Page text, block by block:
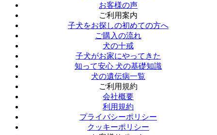
お客様の声
ご利用案内
子犬をお探しの初めての方へ
ご購入の流れ
犬の十戒
子犬がお家にやってきた
知って安心 犬の基礎知識
犬の遺伝病一覧
ご利用規約
会社概要
利用規約
プライバシーポリシー
クッキーポリシー